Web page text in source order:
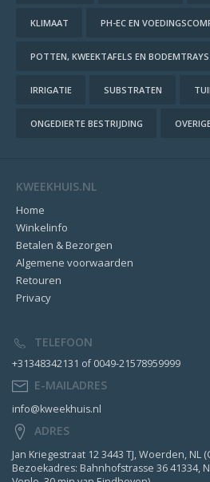
KLIMAAT PH-EC EN
POTTEN, KWEEKTAFELS EN BODEMTRAYS
IRRIGATIE SUBSTRATEN
ONGEDIERTE BESTRIJDING
KWEEKHUIS.NL
Home
Winkelinfo
Betalen & Bezorgen
Algemene voorwaarden
Retouren
Privacy
TELEFOON
+31348342131 of 0049-21578959999
E-MAILADRES
info@kweekhuis.nl
ADRES
Jan Kriegestraat 12 3443 TJ, Woerden, NL
Bezoekadres: Bahnhofstrasse 36 41334,